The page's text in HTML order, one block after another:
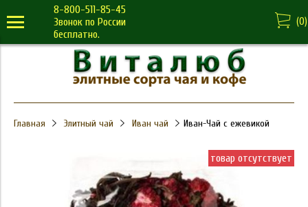
8-800-511-85-45
Звонок по России
бесплатно.
(0)
Главная Элитный чай Иван чай Иван-Чай с ежевикой
товар отсутствует